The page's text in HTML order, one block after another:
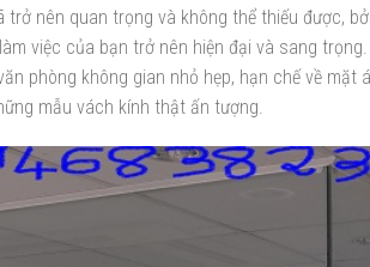
trở nên quan trọng và không thể thiếu được,
việc của bạn trở nên hiện đại và sang
phòng không gian nhỏ hẹp, hạn chế về
mẫu vách kính thật ấn tượng.